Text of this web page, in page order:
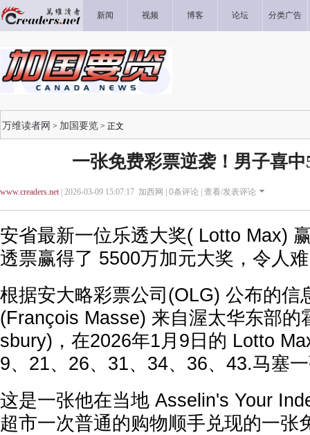
新闻 视频 博客 论坛 分类广告
万维读者网 > 加国要览 > 正文
一张免费彩票逆袭！男子喜中
www.creaders.net| 2026-03-09 15:07:17 加西网 | 0条评论 | 查看/发表评论
安省最新一位乐透大奖( Lotto Max)
透票赢得了 5500万加元大奖，令人
根据安大略彩票公司(OLG) 公布的信
(François Masse) 来自渥太华东部的
sbury)，在2026年1月9日的 Lotto
9、21、26、31、34、36、43.马塞
这是一张他在当地 Asselin's Your
超市一次普通的购物顺手兑现的一张